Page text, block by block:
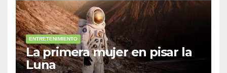
ENTRETENIMIENTO
La primera mujer en pisar la
Luna